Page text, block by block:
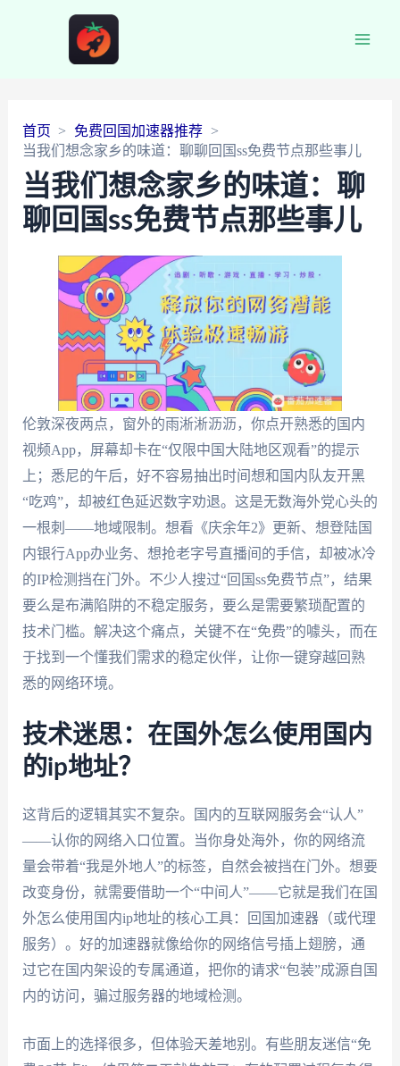
首页
免费回国加速器推荐
当我们想念家乡的味道：聊聊回国ss免费节点那些事儿
当我们想念家乡的味道：聊
聊回国ss免费节点那些事儿
伦敦深夜两点，窗外的雨淅淅沥沥，你点开熟悉的国内
视频App，屏幕却卡在“仅限中国大陆地区观看”的提示
上；悉尼的午后，好不容易抽出时间想和国内队友开黑
“吃鸡”，却被红色延迟数字劝退。这是无数海外党心头的
一根刺——地域限制。想看《庆余年2》更新、想登陆国
内银行App办业务、想抢老字号直播间的手信，却被冰冷
的IP检测挡在门外。不少人搜过“回国ss免费节点”，结果
要么是布满陷阱的不稳定服务，要么是需要繁琐配置的
技术门槛。解决这个痛点，关键不在“免费”的噱头，而在
于找到一个懂我们需求的稳定伙伴，让你一键穿越回熟
悉的网络环境。
技术迷思：在国外怎么使用国内
的ip地址？
这背后的逻辑其实不复杂。国内的互联网服务会“认人”
——认你的网络入口位置。当你身处海外，你的网络流
量会带着“我是外地人”的标签，自然会被挡在门外。想要
改变身份，就需要借助一个“中间人”——它就是我们在国
外怎么使用国内ip地址的核心工具：回国加速器（或代理
服务）。好的加速器就像给你的网络信号插上翅膀，通
过它在国内架设的专属通道，把你的请求“包装”成源自国
内的访问，骗过服务器的地域检测。
市面上的选择很多，但体验天差地别。有些朋友迷信“免